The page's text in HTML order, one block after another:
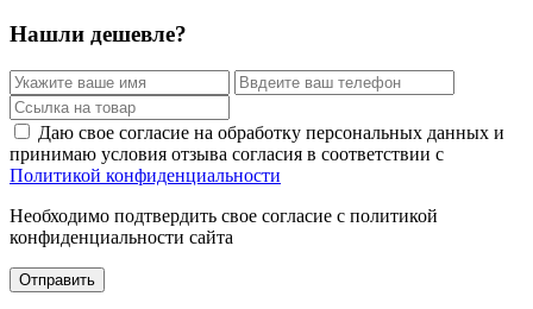
Нашли дешевле?
Даю свое согласие на обработку персональных данных и
принимаю условия отзыва согласия в соответствии с
Политикой конфиденциальности
Необходимо подтвердить свое согласие с политикой
конфиденциальности сайта
Отправить